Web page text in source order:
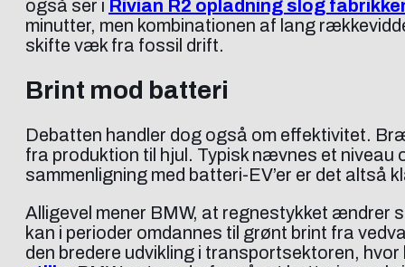
også ser i Rivian R2 opladning slog
minutter, men kombinationen af lang
skifte væk fra fossil drift.
Brint mod batteri
Debatten handler dog også om effektivitet.
fra produktion til hjul. Typisk nævnes et niveau
sammenligning med batteri-EV’er er det altså
Alligevel mener BMW, at regnestykket ændrer
kan i perioder omdannes til grønt brint fra
den bredere udvikling i transportsektoren,